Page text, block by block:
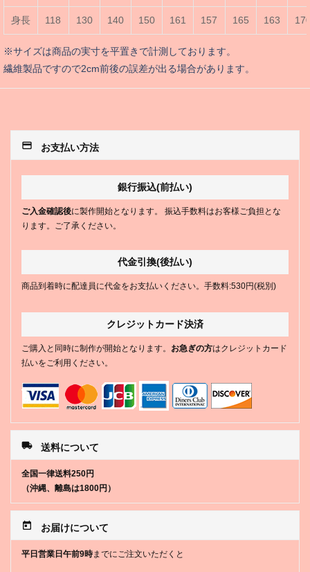
身長 118 130 140 150 161 157 165 163
※サイズは商品の実寸を平置きで計測しております。
繊維製品ですので2cm前後の誤差が出る場合があります。
payment お支払い方法
銀行振込(前払い)
ご入金確認後に製作開始となります。 振込手数料はお客様ご負担とな
ります。ご了承ください。
代金引換(後払い)
商品到着時に配達員に代金をお支払いください。手数料:530円(税別)
クレジットカード決済
ご購入と同時に制作が開始となります。 お急ぎの方はクレジットカード
払いをご利用ください。
local_shipping 送料について
全国一律送料250円
（沖縄、離島は1800円）
today お届けについて
平日営業日午前9時までにご注文いただくと